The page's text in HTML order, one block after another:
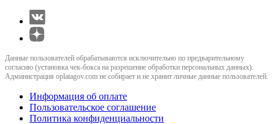
Данные пользователей обрабатываются исключительно по предварительному
согласию (установка чек-бокса на разрешение обработки персональных данных).
Администрация oplatagov.com не собирает и не хранит личные данные пользователей.
Информация об оплате
Пользовательское соглашение
Политика конфиденциальности